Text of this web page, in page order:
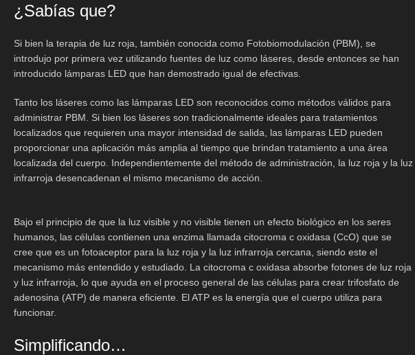
¿Sabías que?
Si bien la terapia de luz roja, también conocida como Fotobiomodulación (PBM), se
introdujo por primera vez utilizando fuentes de luz como láseres, desde entonces se han
introducido lámparas LED que han demostrado igual de efectivas.
Tanto los láseres como las lámparas LED son reconocidos como métodos válidos para
administrar PBM. Si bien los láseres son tradicionalmente ideales para tratamientos
localizados que requieren una mayor intensidad de salida, las lámparas LED pueden
proporcionar una aplicación más amplia al tiempo que brindan tratamiento a una área
localizada del cuerpo. Independientemente del método de administración, la luz roja y la luz
infrarroja desencadenan el mismo mecanismo de acción.
Bajo el principio de que la luz visible y no visible tienen un efecto biológico en los seres
humanos, las células contienen una enzima llamada citocroma c oxidasa (CcO) que se
cree que es un fotoaceptor para la luz roja y la luz infrarroja cercana, siendo este el
mecanismo más entendido y estudiado. La citocroma c oxidasa absorbe fotones de luz roja
y luz infrarroja, lo que ayuda en el proceso general de las células para crear trifosfato de
adenosina (ATP) de manera eficiente. El ATP es la energía que el cuerpo utiliza para
funcionar.
Simplificando…